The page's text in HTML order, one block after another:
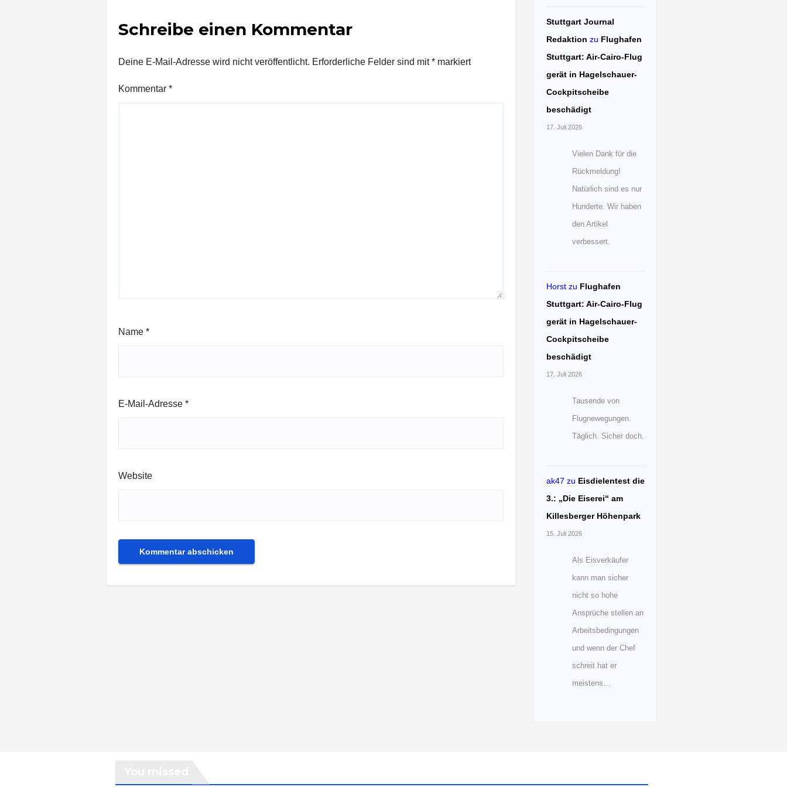
Schreibe einen Kommentar
Deine E-Mail-Adresse wird nicht veröffentlicht. Erforderliche Felder sind mit* markiert
Kommentar *
Name *
E-Mail-Adresse *
Website
Stuttgart Journal
Redaktion zu Flughafen
Stuttgart: Air-Cairo-Flug
gerät in Hagelschauer-
Cockpitscheibe
beschädigt
17. Juli 2026
Vielen Dank für die
Rückmeldung!
Natürlich sind es nur
Hunderte. Wir haben
den Artikel
verbessert.
Horstzu Flughafen
Stuttgart: Air-Cairo-Flug
gerät in Hagelschauer-
Cockpitscheibe
beschädigt
17. Juli 2026
Tausende von
Flugnewegungen.
Täglich. Sicher doch.
ak47 zu Eisdielentest die
3.: „Die Eiserei“ am
Killesberger Höhenpark
15. Juli 2026
Als Eisverkäufer
kann man sicher
nicht so hohe
Ansprüche stellen an
Arbeitsbedingungen
und wenn der Chef
schreit hat er
meistens…